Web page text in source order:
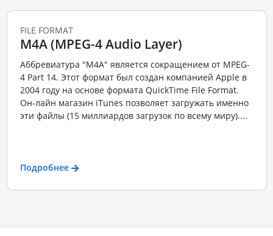
FILE FORMAT
M4A (MPEG-4 Audio Layer)
Аббревиатура "M4A" является сокращением от MPEG-
4 Part 14. Этот формат был создан компанией Apple в
2004 году на основе формата QuickTime File Format.
Он-лайн магазин iTunes позволяет загружать именно
эти файлы (15 миллиардов загрузок по всему миру)....
Подробнее